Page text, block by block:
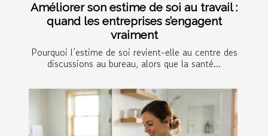
Améliorer son estime de soi au travail :
quand les entreprises s’engagent
vraiment
Pourquoi l’estime de soi revient-elle au centre des
discussions au bureau, alors que la santé...